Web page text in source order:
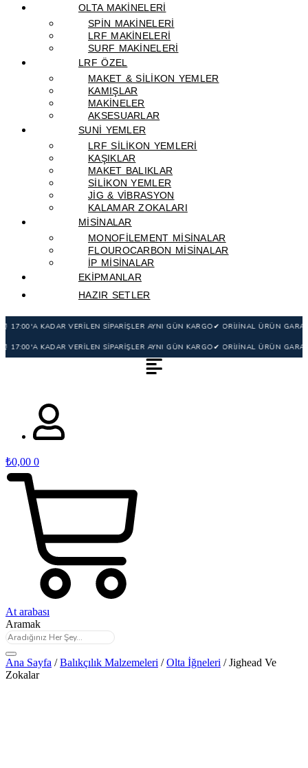
OLTA MAKİNELERİ
SPIN MAKINELERI
LRF MAKINELERI
SURF MAKINELERI
LRF ÖZEL
MAKET & SILIKON YEMLER
KAMIŞLAR
MAKINELER
AKSESUARLAR
SUNİ YEMLER
LRF SILIKON YEMLERI
KAŞIKLAR
MAKET BALIKLAR
SILIKON YEMLER
JIG & VIBRASYON
KALAMAR ZOKALARI
MİSİNALAR
MONOFILEMENT MISINALAR
FLOUROCARBON MISINALAR
IP MISINALAR
EKİPMANLAR
HAZIR SETLER
🚚 3.500TL ÜZERİ ÜCRETSİZ KARGO⏰ 17:00'A KADAR VERİLEN SİPARİŞLER AYNI
🚚 3.500TL ÜZERİ ÜCRETSİZ KARGO⏰ 17:00'A KADAR VERİLEN SİPARİŞLER AYNI
₺0,00 0
At arabası
Aramak
Ana Sayfa /Balıkçılık Malzemeleri /Olta İğneleri / Jighead Ve
Zokalar